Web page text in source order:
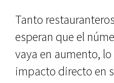
Tanto
esperan que el
vaya en aumento,
impacto directo en